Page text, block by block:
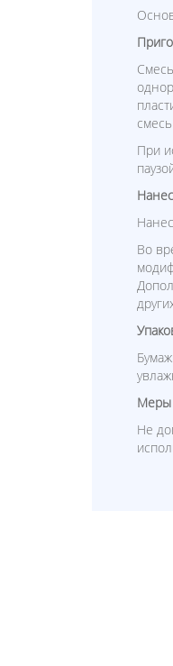
При
Во
Меры
Не